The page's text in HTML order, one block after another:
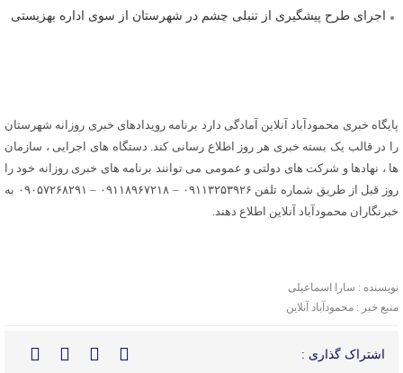
اجرای طرح پیشگیری از تنبلی چشم در شهرستان از سوی اداره بهزیستی
پایگاه خبری محمودآباد آنلاین آمادگی دارد برنامه رویدادهای خبری روزانه شهرستان
را در قالب یک بسته خبری هر روز اطلاع رسانی کند. دستگاه های اجرایی ، سازمان
ها ، نهادها و شرکت های دولتی و عمومی می توانند برنامه های خبری روزانه خود را
روز قبل از طریق شماره تلفن ۰۹۱۱۳۲۵۳۹۲۶ – ۰۹۱۱۸۹۶۷۲۱۸ – ۰۹۰۵۷۲۶۸۲۹۱ به
خبرنگاران محمودآباد آنلاین اطلاع دهند.
نویسنده : سارا اسماعیلی
منبع خبر : محمودآباد آنلاین
اشتراک گذاری :